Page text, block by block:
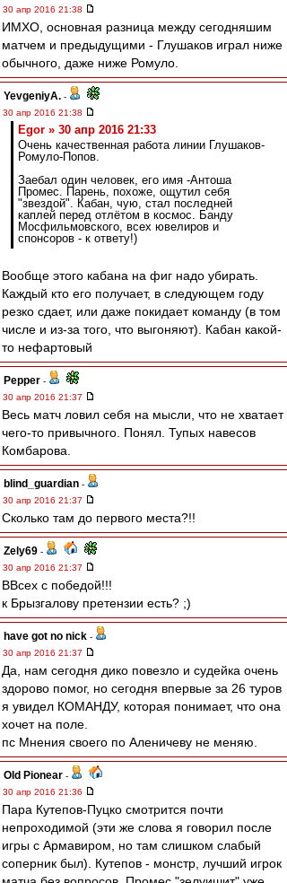
30 апр 2016 21:38
ИМХО, основная разница между сегодняшим
матчем и предыдущими - Глушаков играл ниже
обычного, даже ниже Ромуло.
YevgeniyA. -
30 апр 2016 21:38
Egor » 30 апр 2016 21:33
Очень качественная работа линии Глушаков-
Ромуло-Попов.
Заебал один человек, его имя -Антоша
Промес. Парень, похоже, ощутил себя
"звездой". Кабан, чую, стал последней
каплей перед отлётом в космос. Банду
Мосфильмовского, всех ювелиров и
спонсоров - к ответу!)
Вообще этого кабана на фиг надо убирать.
Каждый кто его получает, в следующем году
резко сдает, или даже покидает команду (в том
числе и из-за того, что выгоняют). Кабан какой-
то нефартовый
Pepper -
30 апр 2016 21:37
Весь матч ловил себя на мысли, что не хватает
чего-то привычного. Понял. Тупых навесов
Комбарова.
blind_guardian -
30 апр 2016 21:37
Сколько там до первого места?!!
Zely69 -
30 апр 2016 21:37
ВВсех с победой!!!
к Брызгалову претензии есть? ;)
have got no nick -
30 апр 2016 21:37
Да, нам сегодня дико повезло и судейка очень
здорово помог, но сегодня впервые за 26 туров
я увидел КОМАНДУ, которая понимает, что она
хочет на поле.
пс Мнения своего по Аленичеву не меняю.
Old Pionear -
30 апр 2016 21:36
Пара Кутепов-Пуцко смотрится почти
непроходимой (эти же слова я говорил после
игры с Армавиром, но там слишком слабый
соперник был). Кутепов - монстр, лучший игрок